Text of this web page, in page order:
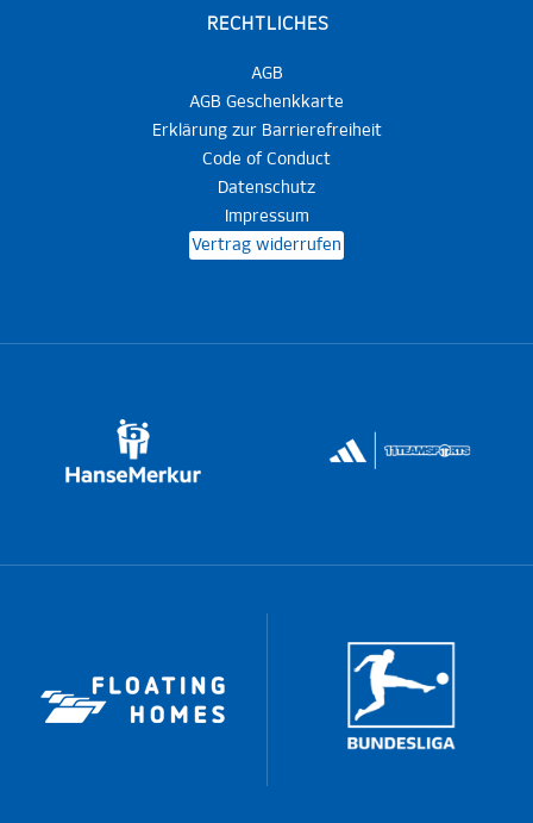
RECHTLICHES
AGB
AGB Geschenkkarte
Erklärung zur Barrierefreiheit
Code of Conduct
Datenschutz
Impressum
Vertrag widerrufen